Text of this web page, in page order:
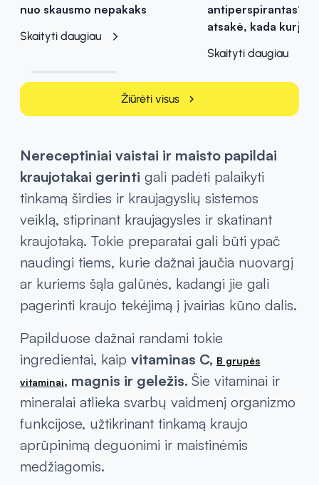
nuo skausmo nepakaks
Skaityti daugiau
antiperspirantas?
atsakė, kada kurį
Skaityti daugiau
Žiūrėti visus chevron_right
Nereceptiniai vaistai ir maisto papildai
kraujotakai gerinti gali padėti palaikyti
tinkamą širdies ir kraujagyslių sistemos
veiklą, stiprinant kraujagysles ir skatinant
kraujotaką. Tokie preparatai gali būti ypač
naudingi tiems, kurie dažnai jaučia nuovargį
ar kuriems šąla galūnės, kadangi jie gali
pagerinti kraujo tekėjimą į įvairias kūno dalis.
Papilduose dažnai randami tokie
ingredientai, kaip vitaminas C, B grupės
vitaminai, magnis ir geležis. Šie vitaminai ir
mineralai atlieka svarbų vaidmenį organizmo
funkcijose, užtikrinant tinkamą kraujo
aprūpinimą deguonimi ir maistinėmis
medžiagomis.